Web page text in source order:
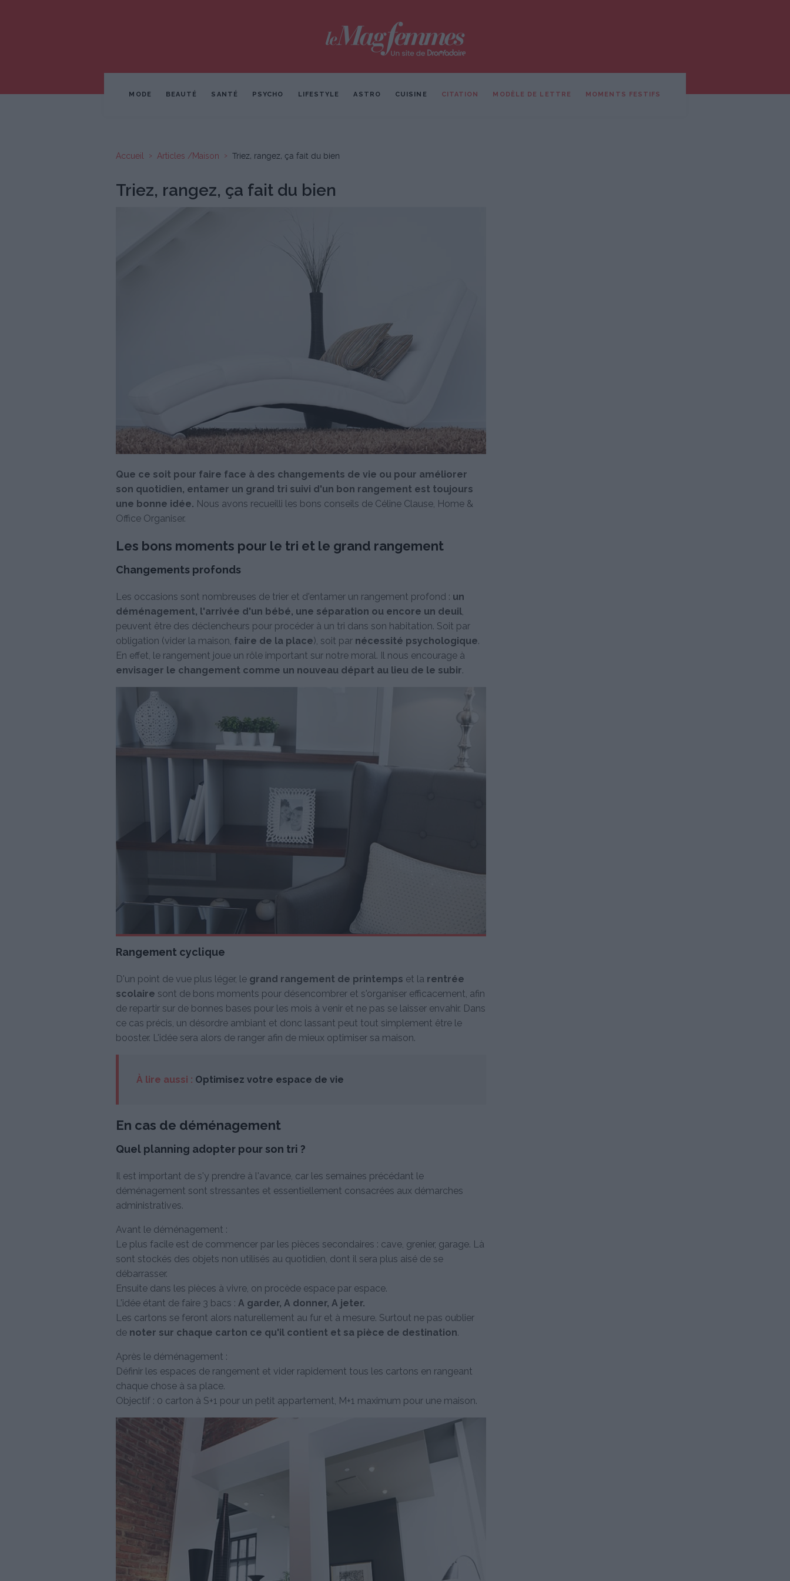
MODE BEAUTÉ SANTÉ PSYCHO LIFESTYLE ASTRO CUISINE CITATION MODÈLE DE LETTRE MOMENTS FESTIFS
Accueil Articles /Maison Triez, rangez, ça fait du bien
Triez, rangez, ça fait du bien
Que ce soit pour faire face à des changements de vie ou pour améliorer
son quotidien, entamer un grand tri suivi d'un bon rangement est toujours
une bonne idée. Nous avons recueilli les bons conseils de Céline Clause, Home &
Office Organiser.
Les bons moments pour le tri et le grand rangement
Changements profonds
Les occasions sont nombreuses de trier et d'entamer un rangement profond : un
déménagement, l'arrivée d'un bébé, une séparation ou encore un deuil,
peuvent être des déclencheurs pour procéder à un tri dans son habitation. Soit par
obligation (vider la maison, faire de la place), soit par nécessité psychologique.
En effet, le rangement joue un rôle important sur notre moral. Il nous encourage à
envisager le changement comme un nouveau départ au lieu de le subir.
Rangement cyclique
D'un point de vue plus léger, le grand rangement de printemps et la rentrée
scolaire sont de bons moments pour désencombrer et s'organiser efficacement, afin
de repartir sur de bonnes bases pour les mois à venir et ne pas se laisser envahir. Dans
ce cas précis, un désordre ambiant et donc lassant peut tout simplement être le
booster. L'idée sera alors de ranger afin de mieux optimiser sa maison.
À lire aussi : Optimisez votre espace de vie
En cas de déménagement
Quel planning adopter pour son tri ?
Il est important de s'y prendre à l'avance, car les semaines précédant le
déménagement sont stressantes et essentiellement consacrées aux démarches
administratives.
Avant le déménagement :
Le plus facile est de commencer par les pièces secondaires : cave, grenier, garage. Là
sont stockés des objets non utilisés au quotidien, dont il sera plus aisé de se
débarrasser.
Ensuite dans les pièces à vivre, on procède espace par espace.
L'idée étant de faire 3 bacs : A garder, A donner, A jeter.
Les cartons se feront alors naturellement au fur et à mesure. Surtout ne pas oublier
de noter sur chaque carton ce qu'il contient et sa pièce de destination.
Après le déménagement :
Définir les espaces de rangement et vider rapidement tous les cartons en rangeant
chaque chose à sa place.
Objectif : 0 carton à S+1 pour un petit appartement, M+1 maximum pour une maison.